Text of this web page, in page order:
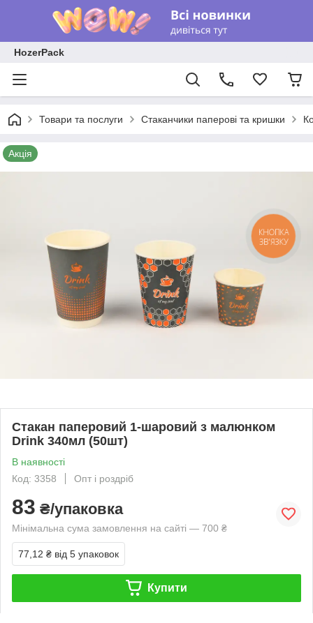
HozerPack
Товари та послуги Стаканчики паперові та кришки
Акція
Стакан паперовий 1-шаровий з малюнком
Drink 340мл (50шт)
В наявності
Код: 3358
Опт і роздріб
83 ₴/упаковка
Мінімальна сума замовлення на сайті — 700 ₴
77,12 ₴ від 5 упаковок
Купити
КНОПКА
ЗВ'ЯЗКУ